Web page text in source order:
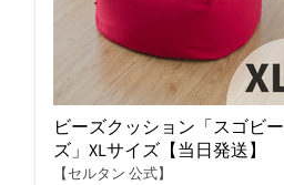
ビーズクッション「スゴビー
ズ」XLサイズ【当日発送】
【セルタン 公式】